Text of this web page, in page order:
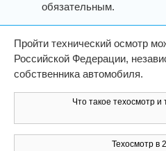
обязательным.
Пройти технический осмотр
Российской Федерации,
собственника автомобиля.
Что такое техосмотр и
Техосмотр в